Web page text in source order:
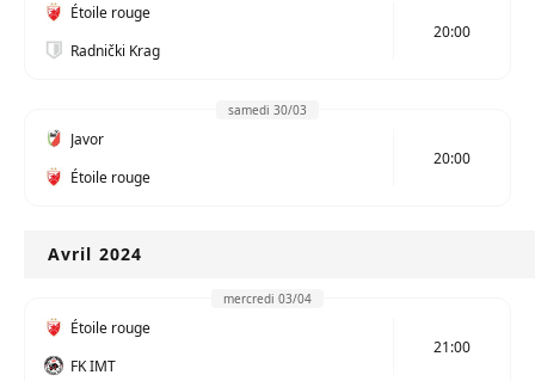
Étoile rouge
Radnički Krag
20:00
samedi 30/03
Javor
Étoile rouge
20:00
Avril 2024
mercredi 03/04
Étoile rouge
FK IMT
21:00